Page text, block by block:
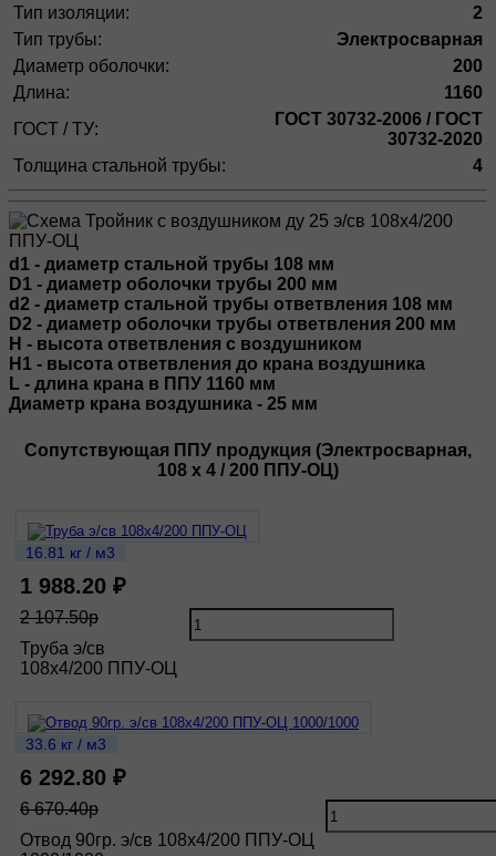
Тип изоляции:
2
Тип трубы:
Электросварная
Диаметр оболочки:
200
Длина:
1160
ГОСТ / ТУ:
ГОСТ 30732-2006 / ГОСТ
30732-2020
Толщина стальной трубы:
4
d1 - диаметр стальной трубы 108 мм
D1 - диаметр оболочки трубы 200 мм
d2 - диаметр стальной трубы ответвления 108 мм
D2 - диаметр оболочки трубы ответвления 200 мм
H - высота ответвления с воздушником
H1 - высота ответвления до крана воздушника
L - длина крана в ППУ 1160 мм
Диаметр крана воздушника - 25 мм
Сопутствующая ППУ продукция (Электросварная,
108 х 4 / 200 ППУ-ОЦ)
16.81 кг / м3
1 988.20 ₽
2 107.50р
Труба э/св
108х4/200 ППУ-ОЦ
33.6 кг / м3
6 292.80 ₽
6 670.40р
Отвод 90гр. э/св 108х4/200 ППУ-ОЦ